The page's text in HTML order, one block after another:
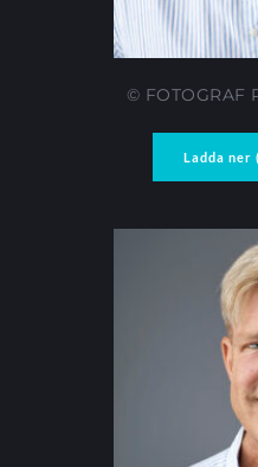
© FOTOGRAF
Ladda ner